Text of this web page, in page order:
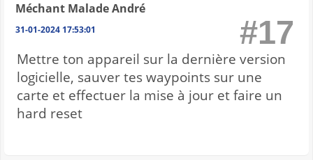
Méchant Malade André
31-01-2024 17:53:01 #17
Mettre ton appareil sur la dernière version
logicielle, sauver tes waypoints sur une
carte et effectuer la mise à jour et faire un
hard reset